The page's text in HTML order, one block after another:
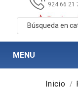
924 66 21
MENU
Inicio